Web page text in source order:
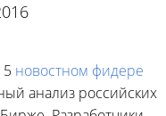
5 новостном фидере
анализ российских